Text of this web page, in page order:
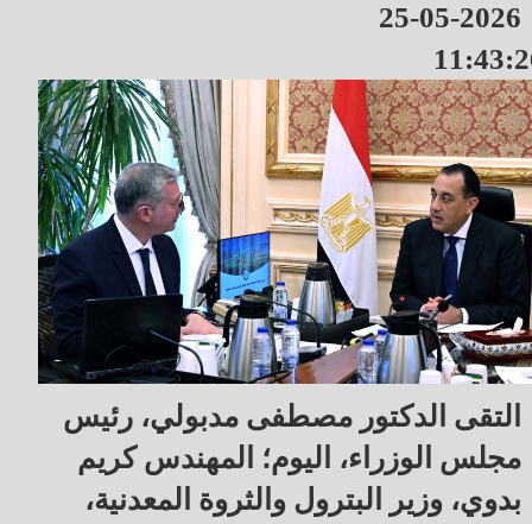
2026-05-25
التقى الدكتور مصطفى مدبولي، رئيس
مجلس الوزراء، اليوم؛ المهندس كريم
بدوي، وزير البترول والثروة المعدنية،